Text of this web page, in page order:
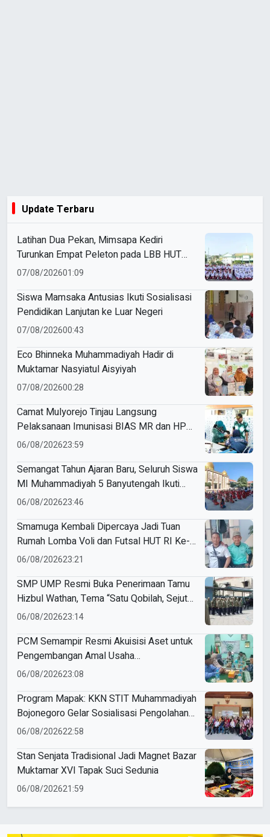
Update Terbaru
Latihan Dua Pekan, Mimsapa Kediri
Turunkan Empat Peleton pada LBB HUT
Ke-81 RI Kecamatan Pare
07/08/202601:09
Siswa Mamsaka Antusias Ikuti Sosialisasi
Pendidikan Lanjutan ke Luar Negeri
07/08/202600:43
Eco Bhinneka Muhammadiyah Hadir di
Muktamar Nasyiatul Aisyiyah
07/08/202600:28
Camat Mulyorejo Tinjau Langsung
Pelaksanaan Imunisasi BIAS MR dan HPV
di SD Muhammadiyah 18 Surabaya
06/08/202623:59
Semangat Tahun Ajaran Baru, Seluruh Siswa
MI Muhammadiyah 5 Banyutengah Ikuti
Latihan Tapak Suci Perdana
06/08/202623:46
Smamuga Kembali Dipercaya Jadi Tuan
Rumah Lomba Voli dan Futsal HUT RI Ke-
81 Kecamatan Tulangan
06/08/202623:21
SMP UMP Resmi Buka Penerimaan Tamu
Hizbul Wathan, Tema “Satu Qobilah, Sejuta
Cerita” Curi Perhatian
06/08/202623:14
PCM Semampir Resmi Akuisisi Aset untuk
Pengembangan Amal Usaha
Muhammadiyah
06/08/202623:08
Program Mapak: KKN STIT Muhammadiyah
Bojonegoro Gelar Sosialisasi Pengolahan
Sampah
06/08/202622:58
Stan Senjata Tradisional Jadi Magnet Bazar
Muktamar XVI Tapak Suci Sedunia
06/08/202621:59